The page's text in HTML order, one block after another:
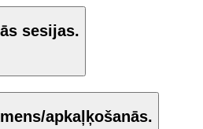
sesijas.
apkaļķošanās.